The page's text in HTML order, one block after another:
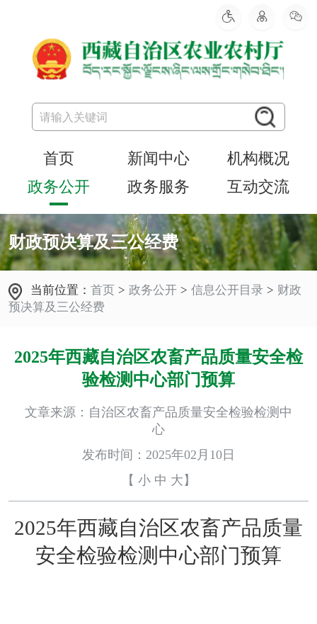
首页 新闻中心
机构概况
政务公开
政务服务 互动交流
财政预决算及三公经费
当前位置：首页 > 政务公开 > 信息公开目录 > 财政
预决算及三公经费
2025年西藏自治区农畜产品质量安全检
验检测中心部门预算
文章来源：自治区农畜产品质量安全检验检测中
心
发布时间：2025年02月10日
【 小 中 大 】
2025年西藏自治区农畜产品质量
安全检验检测中心部门预算